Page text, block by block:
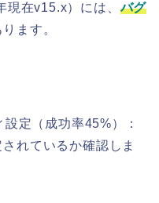
現在v15.x）には、バグ
ます。
定（成功率45%）：
れているか確認しま